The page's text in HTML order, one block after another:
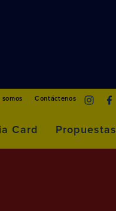
Contáctenos
Card Propuestas